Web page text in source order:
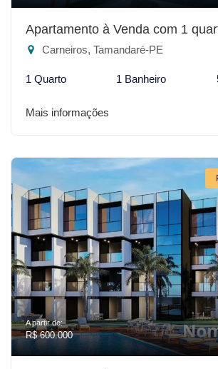
Apartamento à Venda com 1
Carneiros, Tamandaré-PE
1 Quarto 1 Banheiro
Mais informações
A partir de:
R$ 600.000